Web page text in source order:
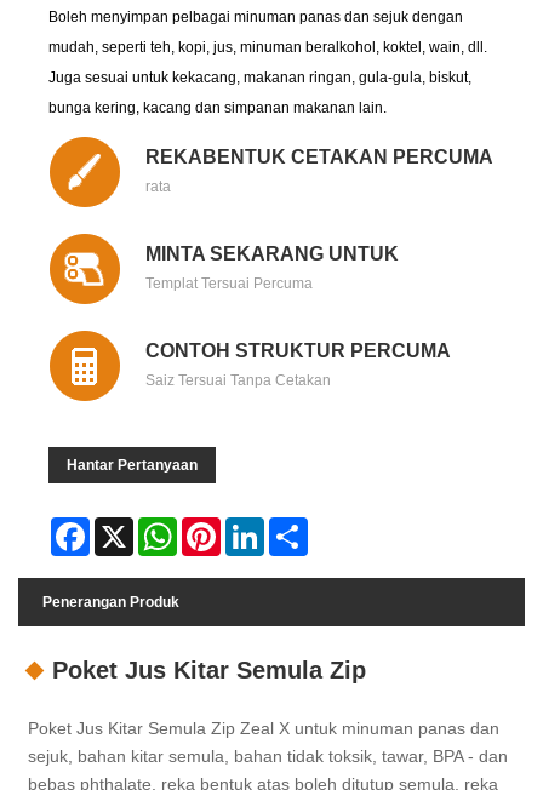
Boleh menyimpan pelbagai minuman panas dan sejuk dengan
mudah, seperti teh, kopi, jus, minuman beralkohol, koktel, wain, dll.
Juga sesuai untuk kekacang, makanan ringan, gula-gula, biskut,
bunga kering, kacang dan simpanan makanan lain.
REKABENTUK CETAKAN PERCUMA
rata
MINTA SEKARANG UNTUK
Templat Tersuai Percuma
CONTOH STRUKTUR PERCUMA
Saiz Tersuai Tanpa Cetakan
Hantar Pertanyaan
Facebook
X WhatsAppPinterestLinkedIn
Penerangan Produk
Poket Jus Kitar Semula Zip
Poket Jus Kitar Semula Zip Zeal X untuk minuman panas dan
sejuk, bahan kitar semula, bahan tidak toksik, tawar, BPA - dan
bebas phthalate, reka bentuk atas boleh ditutup semula, reka